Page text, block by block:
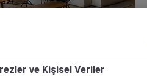
ve Kişisel Veriler